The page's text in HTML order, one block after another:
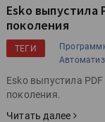
Esko
поколения
ТЕГИ
Esko выпустила
поколения.
Читать далее